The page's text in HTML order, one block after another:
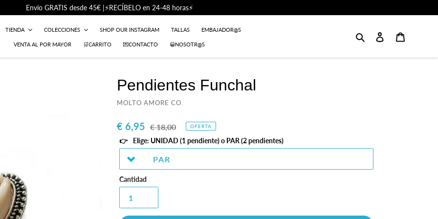
Envío GRATIS desde 45€ |⚡RECÍBELO en 24-48 horas⚡
TIENDA COLECCIONES SHOP OUR INSTAGRAM TALLAS EMBAJADOR@S
VENTA AL POR MAYOR 🛒CARRITO 💌CONTACTO 😀NOSOTR@S
Buscar Login
Pendientes Funchal
PROVEEDOR
MOLTO AMORE CO.
Precio
de
venta
€ 6,95 Precio
habitual
€ 18,00 OFERTA
Elige: UNIDAD (1 pendiente) o PAR (2 pendientes)
Cantidad